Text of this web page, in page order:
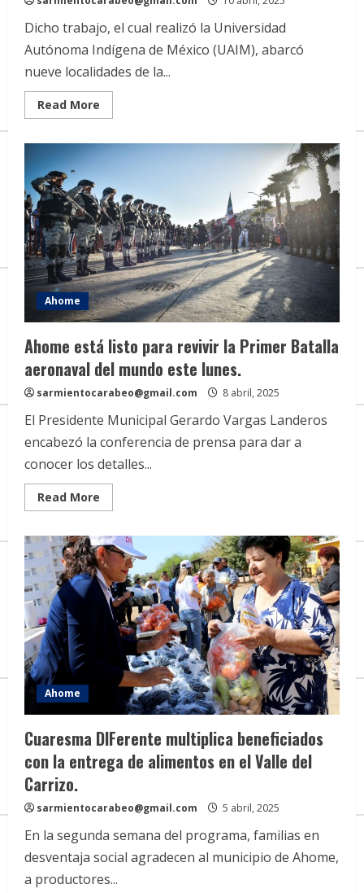
Dicho trabajo, el cual realizó la Universidad
Autónoma Indígena de México (UAIM), abarcó
nueve localidades de la...
Read More
more
recibe
Estudio
Comunitario
al
Municipio
de
Ahome
Ahome
Ahome está listo para revivir la Primer Batalla
aeronaval del mundo este lunes.
sarmientocarabeo@gmail.com 8 abril, 2025
El Presidente Municipal Gerardo Vargas Landeros
encabezó la conferencia de prensa para dar a
conocer los detalles...
Read More
more
está
listo
para
revivir
la
Primer
Batalla
aeronaval
mundo
lunes.
Ahome
Cuaresma DIFerente multiplica beneficiados
con la entrega de alimentos en el Valle del
Carrizo.
sarmientocarabeo@gmail.com 5 abril, 2025
En la segunda semana del programa, familias en
desventaja social agradecen al municipio de Ahome,
a productores...